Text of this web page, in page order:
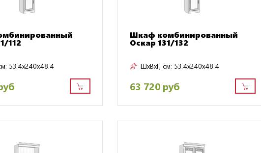
112
53.4x240x48.4
Шкаф комбинированный
Оскар 131/132
ШxВxГ, см: 53.4x240x48.4
63 720 руб